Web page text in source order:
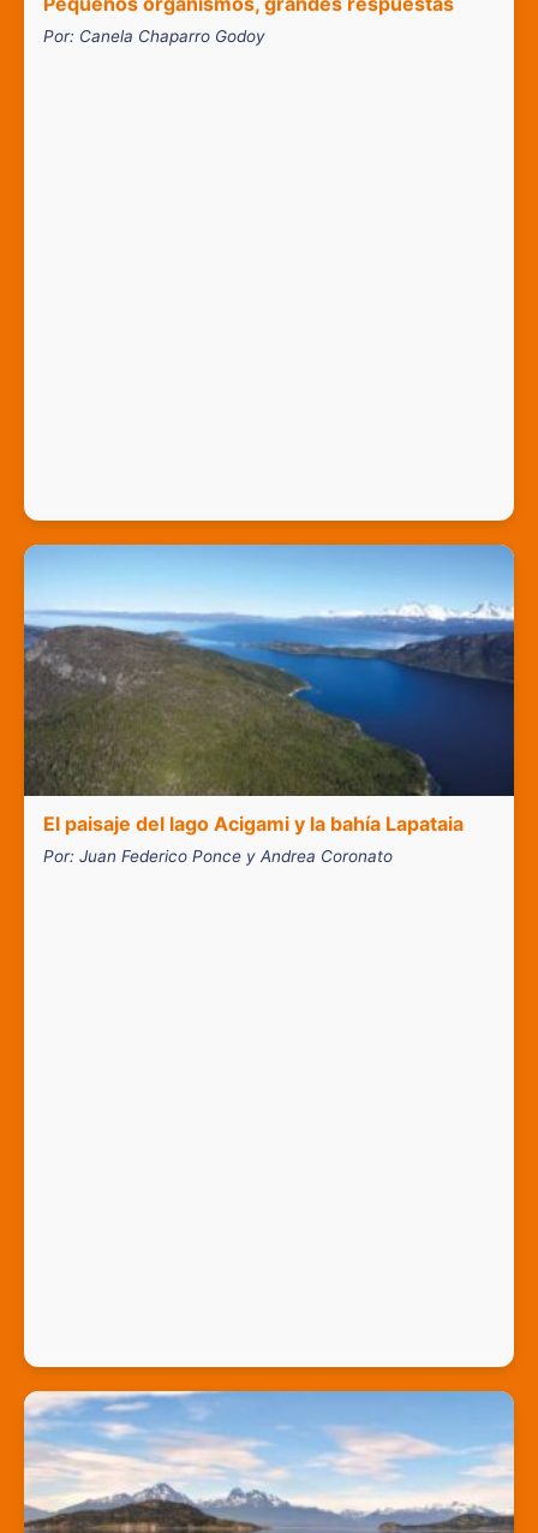
Por: Canela Chaparro Godoy
El paisaje del lago Acigami y la bahía Lapataia
Por: Juan Federico Ponce y Andrea Coronato